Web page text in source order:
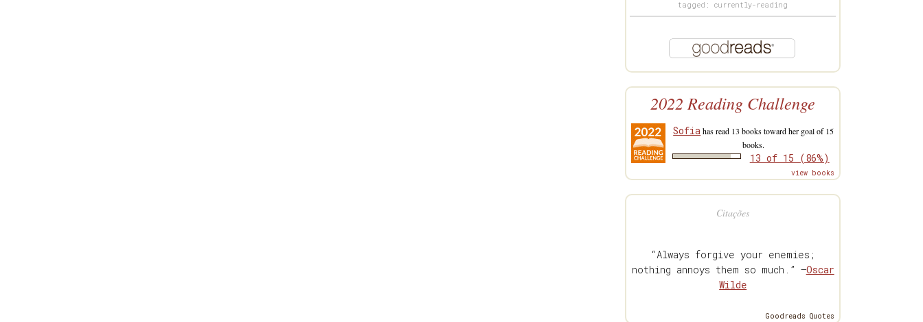
tagged: currently-reading
2022 Reading Challenge
Sofiahas read 13 books toward her goal of 15
books.
13 of 15 (86%)
view books
Citações
“Always forgive your enemies;
nothing annoys them so much.” —Oscar
Wilde
Goodreads Quotes